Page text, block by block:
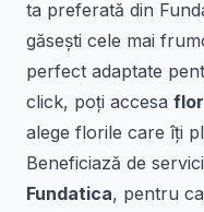
ta preferată din
găsești cele mai
perfect adaptate
click, poți accesa
alege florile care îți
Beneficiază de
Fundatica, pentru